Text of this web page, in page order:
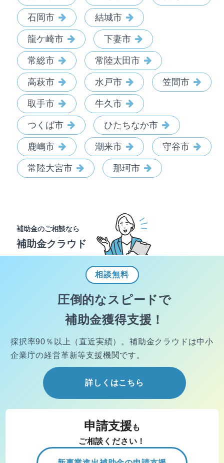
石岡市 結城市
龍ケ崎市 下妻市
常総市 常陸太田市
高萩市 水戸市 笠間市
取手市 牛久市
つくば市 ひたちなか市
鹿嶋市 潮来市 守谷市
常陸大宮市 那珂市
補助金のご相談なら
補助金クラウド
相談無料
圧倒的なスピードで
補助金獲得支援！
採択率90％以上（直近実績）。 補助金クラウドは中小
企業庁の経営革新等支援機関です。
詳しくはこちら
申請支援 も
ご相談ください！